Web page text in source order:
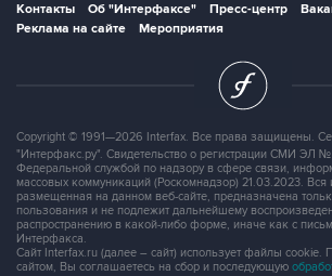
Контакты Об "Интерфаксе" Пресс-центр
Реклама на сайте
Мероприятия
Copyright © 1991—2026 Interfax. Все права защищены.
"Интерфакс.ру". Свидетельство о регистрации СМИ ЭЛ
Федеральной службой по надзору в сфере связи,
массовых коммуникаций (Роскомнадзор) 21.03.2023.
размещенная на данном веб-сайте, предназначена
пользования и не подлежит дальнейшему
распространению в какой-либо форме, иначе как с
Интерфакса.
Сайт Interfax.ru (далее – сайт) использует файлы cookie.
сайтом, Вы соглашаетесь на сбор и последующую